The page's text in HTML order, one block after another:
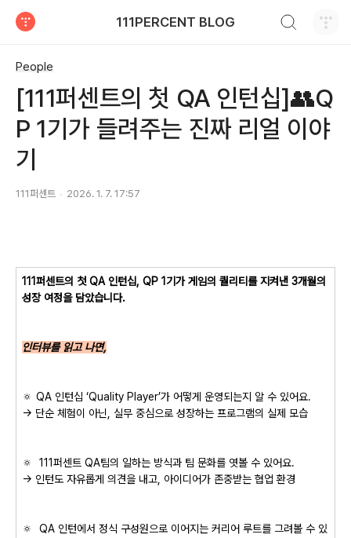
111PERCENT BLOG
People
[111퍼센트의 첫 QA 인턴십]👥Q
P 1기가 들려주는 진짜 리얼 이야
기
111퍼센트 2026. 1. 7. 17:57
111퍼센트의 첫 QA 인턴십, QP 1기가게임의 퀄리티를 지켜낸 3개월의
성장 여정을 담았습니다.
인터뷰를 읽고 나면,
🔅 QA 인턴십 ‘Quality Player’가 어떻게 운영되는지 알 수 있어요.
→ 단순 체험이 아닌, 실무 중심으로 성장하는 프로그램의 실제 모습
🔅
111퍼센트 QA팀의 일하는 방식과 팀 문화를 엿볼 수 있어요.
→ 인턴도 자유롭게 의견을 내고, 아이디어가 존중받는 협업 환경
🔅
QA 인턴에서 정식 구성원으로 이어지는 커리어 루트를 그려볼 수 있